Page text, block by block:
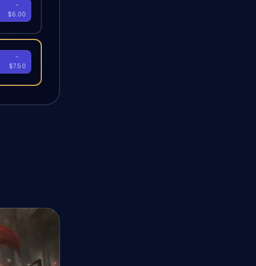
-
$6.00
-
$7.50